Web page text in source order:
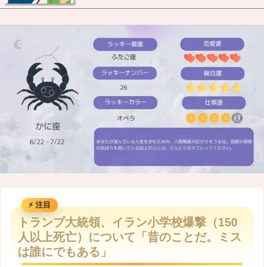
M
u
e
トランプ大統領、イラン小学校爆撃（150
人以上死亡）について「昔のことだ。ミス
は誰にでもある」